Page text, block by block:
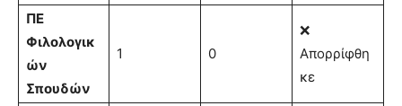
ΠΕ
Φιλολογικ
ών
Σπουδών
1 0
❌
Απορρίφθη
κε